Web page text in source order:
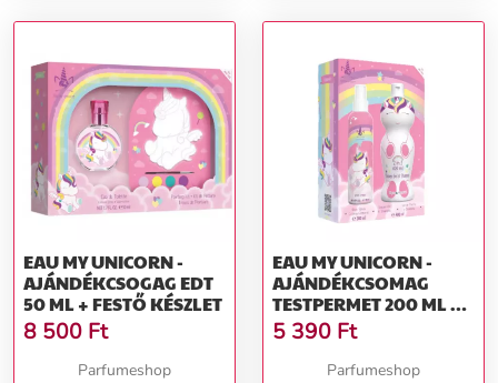
EAU MY UNICORN -
AJÁNDÉKCSOGAG EDT
50 ML + FESTŐ KÉSZLET
8 500 Ft
Parfumeshop
EAU MY UNICORN -
AJÁNDÉKCSOMAG
TESTPERMET 200 ML +
TUSFÜRDŐ ÉS SAMPON
2V1 400ML
5 390 Ft
Parfumeshop